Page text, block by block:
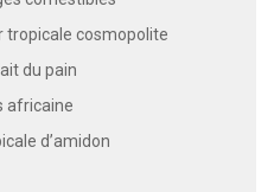
tropicale cosmopolite
fait du pain
africaine
d’amidon